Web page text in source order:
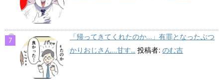
「帰ってきてくれたのか…」有罪となったぶつ
かりおじさん…甘す... 投稿者: のむ吉